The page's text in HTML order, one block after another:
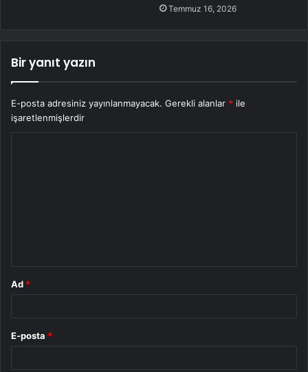
Temmuz 16, 2026
Bir yanıt yazın
E-posta adresiniz yayınlanmayacak. Gerekli alanlar * ile
işaretlenmişlerdir
Ad *
E-posta *